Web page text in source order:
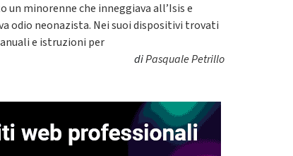
un minorenne che inneggiava all’Isis e
odio neonazista. Nei suoi dispositivi trovati
e istruzioni per
diPasquale Petrillo